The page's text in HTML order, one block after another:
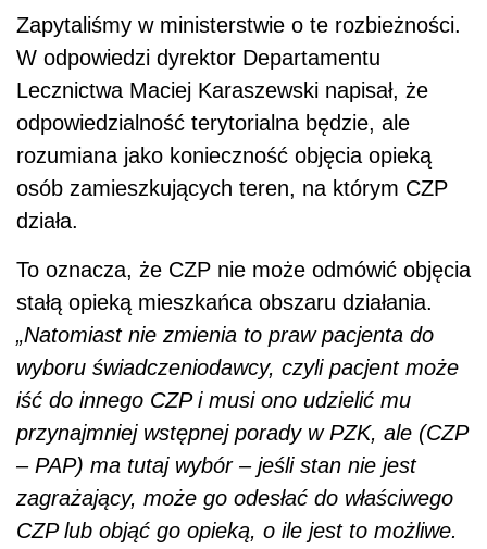
Zapytaliśmy w ministerstwie o te rozbieżności.
W odpowiedzi dyrektor Departamentu
Lecznictwa Maciej Karaszewski napisał, że
odpowiedzialność terytorialna będzie, ale
rozumiana jako konieczność objęcia opieką
osób zamieszkujących teren, na którym CZP
działa.
To oznacza, że CZP nie może odmówić objęcia
stałą opieką mieszkańca obszaru działania.
„Natomiast nie zmienia to praw pacjenta do
wyboru świadczeniodawcy, czyli pacjent może
iść do innego CZP i musi ono udzielić mu
przynajmniej wstępnej porady w PZK, ale (CZP
– PAP) ma tutaj wybór – jeśli stan nie jest
zagrażający, może go odesłać do właściwego
CZP lub objąć go opieką, o ile jest to możliwe.